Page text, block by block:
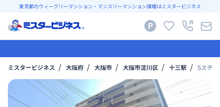
東京都のウィークリーマンション・マンスリーマンション情報はミスタービジネス
ミスタービジネス 大阪府 大阪市 大阪市淀川区 十三駅 Sステ